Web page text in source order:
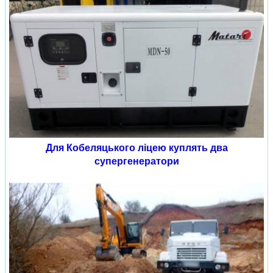
Для Кобеляцького ліцею куплять два
супергенератори